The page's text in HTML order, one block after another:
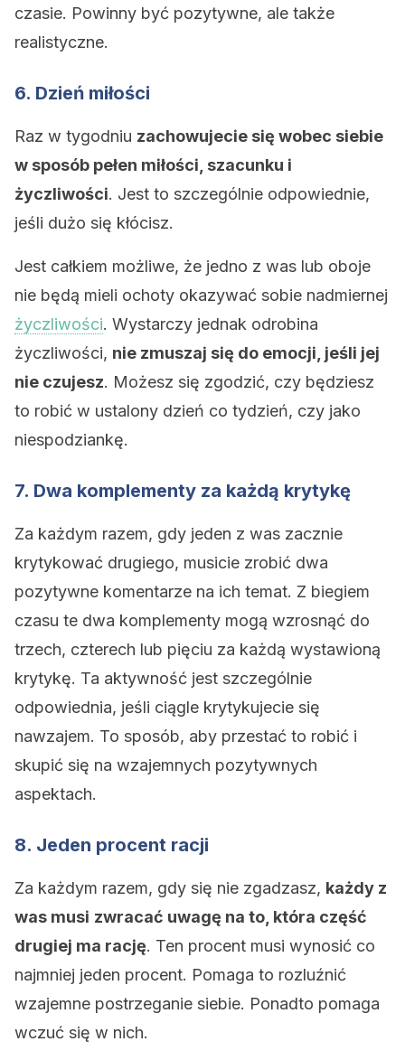
czasie. Powinny być pozytywne, ale także
realistyczne.
6. Dzień miłości
Raz w tygodniu zachowujecie się wobec siebie
w sposób pełen miłości, szacunku i
życzliwości. Jest to szczególnie odpowiednie,
jeśli dużo się kłócisz.
Jest całkiem możliwe, że jedno z was lub oboje
nie będą mieli ochoty okazywać sobie nadmiernej
życzliwości. Wystarczy jednak odrobina
życzliwości, nie zmuszaj się do emocji, jeśli jej
nie czujesz. Możesz się zgodzić, czy będziesz
to robić w ustalony dzień co tydzień, czy jako
niespodziankę.
7. Dwa komplementy za każdą krytykę
Za każdym razem, gdy jeden z was zacznie
krytykować drugiego, musicie zrobić dwa
pozytywne komentarze na ich temat. Z biegiem
czasu te dwa komplementy mogą wzrosnąć do
trzech, czterech lub pięciu za każdą wystawioną
krytykę. Ta aktywność jest szczególnie
odpowiednia, jeśli ciągle krytykujecie się
nawzajem. To sposób, aby przestać to robić i
skupić się na wzajemnych pozytywnych
aspektach.
8. Jeden procent racji
Za każdym razem, gdy się nie zgadzasz, każdy z
was musi zwracać uwagę na to, która część
drugiej ma rację. Ten procent musi wynosić co
najmniej jeden procent. Pomaga to rozluźnić
wzajemne postrzeganie siebie. Ponadto pomaga
wczuć się w nich.